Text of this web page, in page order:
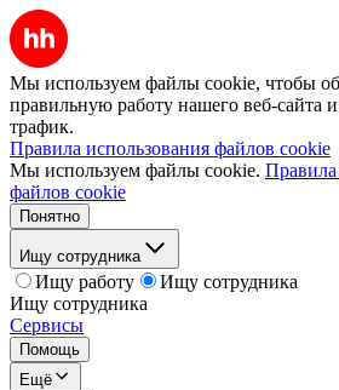
Мы используем файлы cookie, чтобы
правильную работу нашего веб-сайта и
трафик.
Правила использования файлов cookie
Мы используем файлы cookie. Правила
файлов cookie
Понятно
Ищу сотрудника
Ищу работу
Ищу сотрудника
Ищу сотрудника
Сервисы
Помощь
Ещё